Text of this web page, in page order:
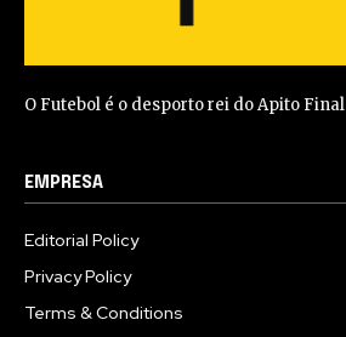
O Futebol é o desporto rei do Apito Final
EMPRESA
Editorial Policy
Privacy Policy
Terms & Conditions